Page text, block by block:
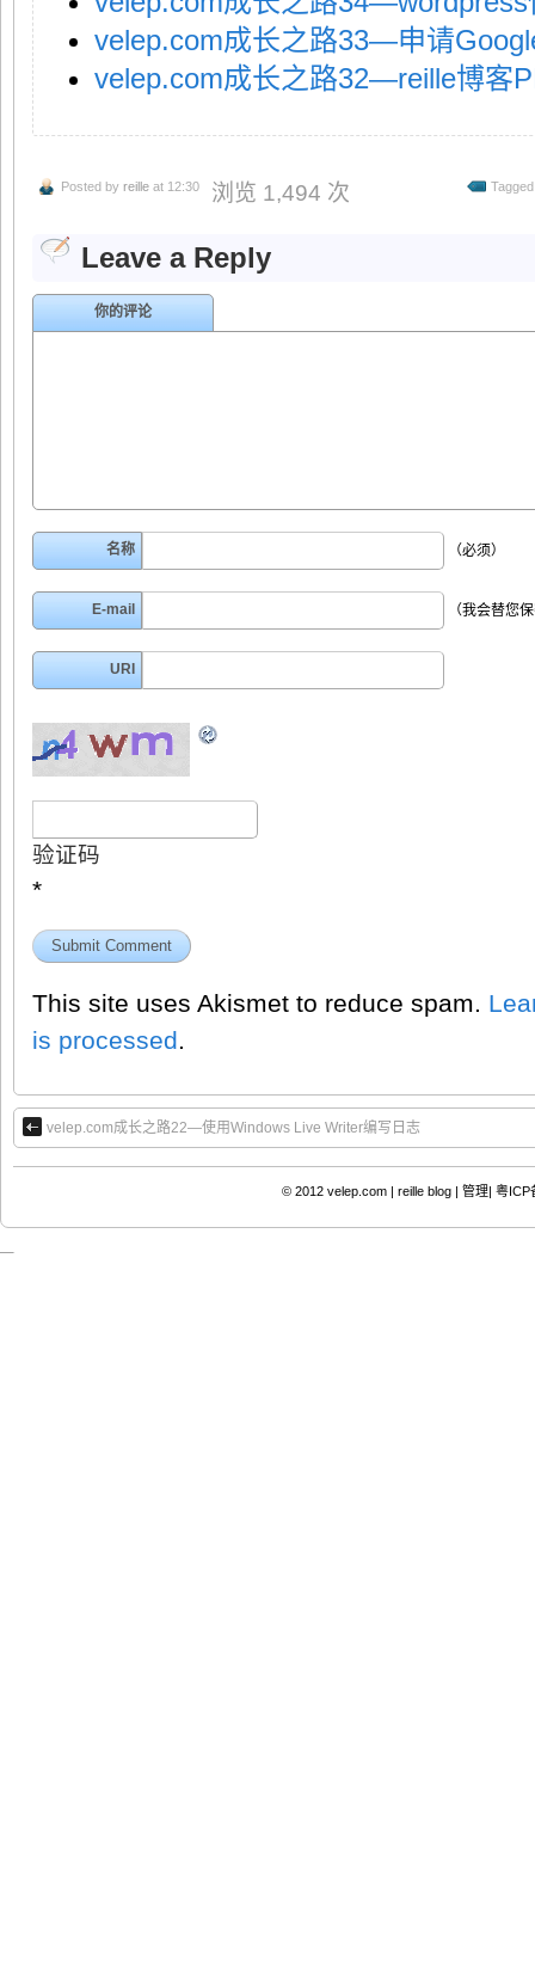
velep.com成长之路33—申请
velep.com成长之路32—reille博客
Posted by reille at 12:30 浏览 1,494 次
Leave a Reply
你的评论
名称 （必须）
E-mail （我会替您
URI
验证码
*
This site uses Akismet to reduce spam.
is processed.
velep.com成长之路22—使用Windows Live Writer编写日志
© 2012 velep.com | reille blog| 管理| 粤ICP